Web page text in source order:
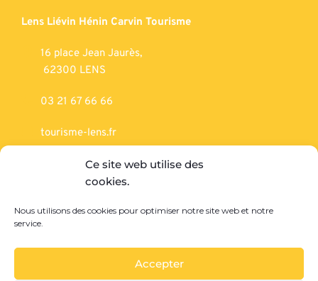
Ce site web utilise des
cookies.
Nous utilisons des cookies pour optimiser notre site web et notre
service.
Accepter
Lens Liévin Hénin Carvin Tourisme
16 place Jean Jaurès,
62300 LENS
03 21 67 66 66
tourisme-lens.fr
SERVICE RÉCEPTIF
Mémorial’14-18